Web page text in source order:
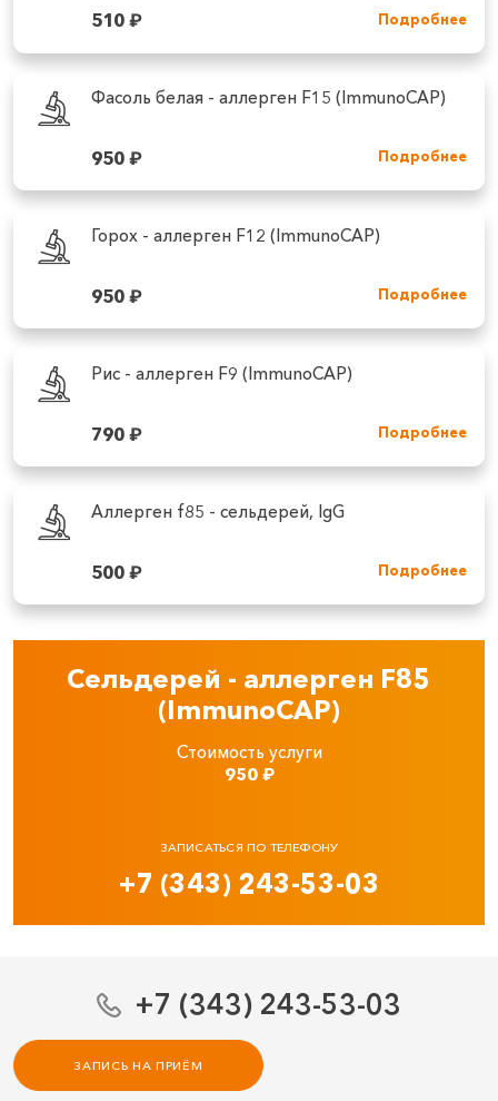
510₽ Подробнее
Фасоль белая - аллерген F15 (ImmunoCAP)
950₽ Подробнее
Горох - аллерген F12 (ImmunoCAP)
950₽ Подробнее
Рис - аллерген F9 (ImmunoCAP)
790₽ Подробнее
Аллерген f85 - сельдерей, IgG
500₽ Подробнее
Сельдерей - аллерген F85
(ImmunoCAP)
Стоимость услуги
950₽
ЗАПИСАТЬСЯ ПО ТЕЛЕФОНУ
+7 (343) 243-53-03
+7 (343) 243-53-03
ЗАПИСЬ НА ПРИЁМ